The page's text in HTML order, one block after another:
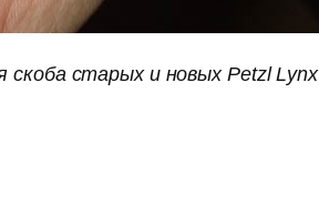
скоба старых и новых Petzl Lynx